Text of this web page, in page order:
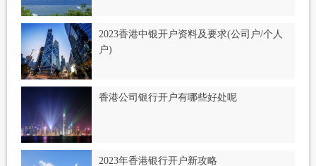
2023香港中银开户资料及要求(公司户/个人
户)
香港公司银行开户有哪些好处呢
2023年香港银行开户新攻略